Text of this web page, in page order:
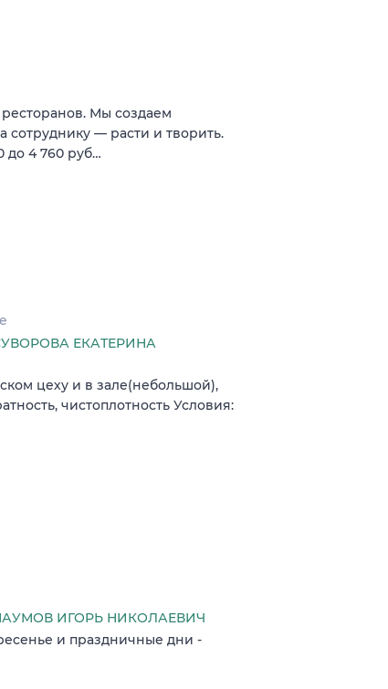
Мы создаем
сотруднику — расти и творить.
до 4 760 руб…
ЕКАТЕРИНА
цеху и в зале(небольшой),
чистоплотность Условия:
ИГОРЬ НИКОЛАЕВИЧ
и праздничные дни -